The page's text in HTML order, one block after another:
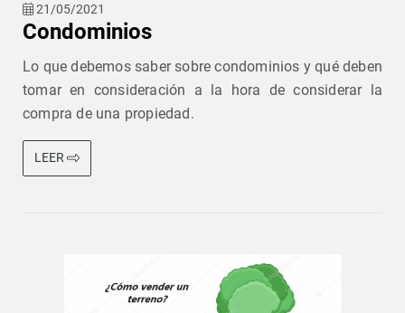
21/05/2021
Condominios
Lo que debemos saber sobre condominios y qué deben
tomar en consideración a la hora de considerar la
compra de una propiedad.
LEER